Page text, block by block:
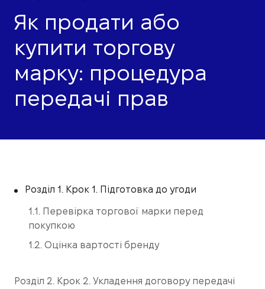
Як продати або
купити торгову
марку: процедура
передачі прав
Розділ 1. Крок 1. Підготовка до угоди
1.1. Перевірка торгової марки перед
покупкою
1.2. Оцінка вартості бренду
Розділ 2. Крок 2. Укладення договору передачі